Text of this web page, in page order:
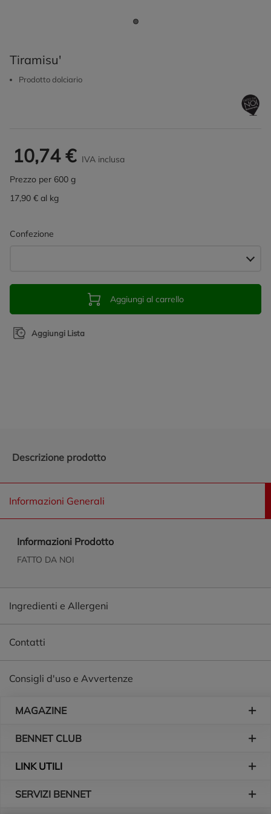
Tiramisu'
Prodotto dolciario
10,74 € IVA inclusa
Prezzo per 600 g
17,90 € al kg
Confezione
Aggiungi al carrello
Aggiungi Lista
Descrizione prodotto
Informazioni Generali
Informazioni Prodotto
FATTO DA NOI
Ingredienti e Allergeni
Contatti
Consigli d'uso e Avvertenze
MAGAZINE
BENNET CLUB
LINK UTILI
SERVIZI BENNET